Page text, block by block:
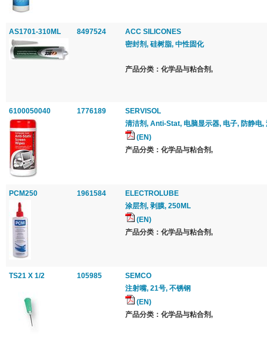
AS1701-310ML 8497524
ACC SILICONES
密封剂, 硅树脂, 中性固化
产品分类：化学品与粘合剂,
6100050040 1776189
SERVISOL
清洁剂, Anti-Stat, 电脑显示器, 电子, 防静电,
(EN)
产品分类：化学品与粘合剂,
PCM250 1961584
ELECTROLUBE
涂层剂, 剥膜, 250ML
(EN)
产品分类：化学品与粘合剂,
TS21 X 1/2 105985
SEMCO
注射嘴, 21号, 不锈钢
(EN)
产品分类：化学品与粘合剂,